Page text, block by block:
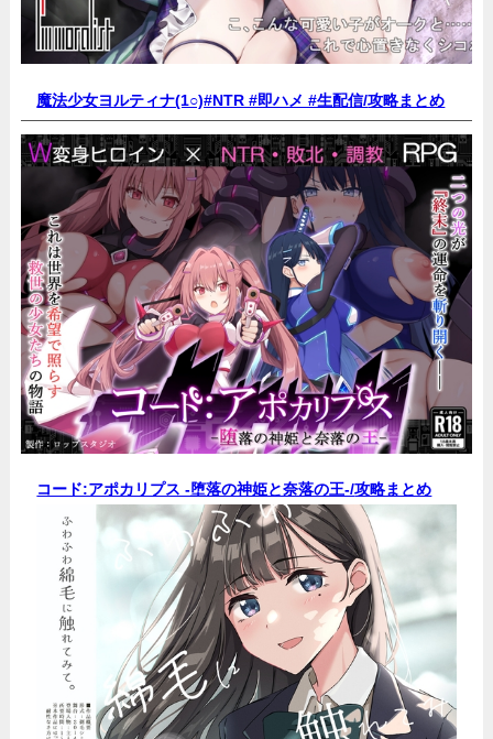
魔法少女ヨルティナ(1○)#NTR #即ハメ #生配信/攻略まとめ
コード:アポカリプス -堕落の神姫と奈落の王-/攻略まとめ